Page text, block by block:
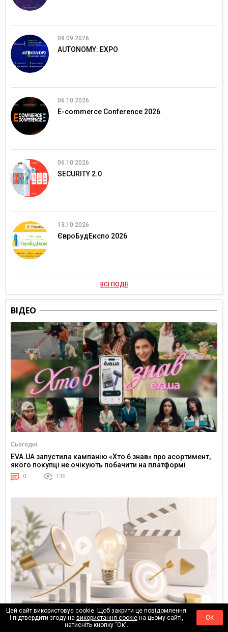
09.09.2026
AUTONOMY: EXPO
06.10.2026
E-commerce Conference 2026
06.10.2026
SECURITY 2.0
13.10.2026
ЄвроБудЕкспо 2026
ВСІ ПОДІЇ
ВІДЕО
Сьогодні
EVA.UA запустила кампанію «Хто б знав» про асортимент,
якого покупці не очікують побачити на платформі
0 136
31.07.2026
Цей сайт використовує cookie. Щоб закрити це повідомлення
і підтвердити згоду на використання cookieна цьому сайті,
натисніть кнопку "Ок".
ОК